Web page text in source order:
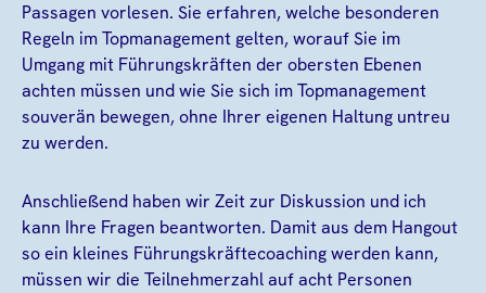
Passagen vorlesen. Sie erfahren, welche besonderen
Regeln im Topmanagement gelten, worauf Sie im
Umgang mit Führungskräften der obersten Ebenen
achten müssen und wie Sie sich im Topmanagement
souverän bewegen, ohne Ihrer eigenen Haltung untreu
zu werden.
Anschließend haben wir Zeit zur Diskussion und ich
kann Ihre Fragen beantworten. Damit aus dem Hangout
so ein kleines Führungskräftecoaching werden kann,
müssen wir die Teilnehmerzahl auf acht Personen